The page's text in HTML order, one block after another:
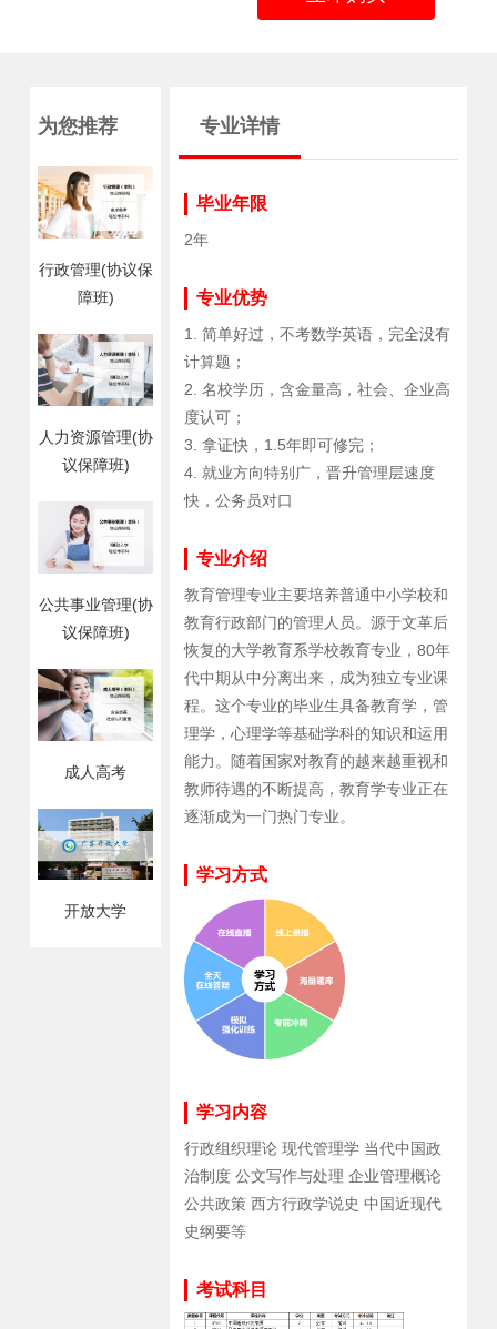
为您推荐
行政管理(协议保
障班)
人力资源管理(协
议保障班)
公共事业管理(协
议保障班)
成人高考
开放大学
专业详情
毕业年限
2年
专业优势
1. 简单好过，不考数学英语，完全没有
计算题；
2. 名校学历，含金量高，社会、企业高
度认可；
3. 拿证快，1.5年即可修完；
4. 就业方向特别广，晋升管理层速度
快，公务员对口
专业介绍
教育管理专业主要培养普通中小学校和
教育行政部门的管理人员。源于文革后
恢复的大学教育系学校教育专业，80年
代中期从中分离出来，成为独立专业课
程。这个专业的毕业生具备教育学，管
理学，心理学等基础学科的知识和运用
能力。随着国家对教育的越来越重视和
教师待遇的不断提高，教育学专业正在
逐渐成为一门热门专业。
学习方式
学习内容
行政组织理论 现代管理学 当代中国政
治制度 公文写作与处理 企业管理概论
公共政策 西方行政学说史 中国近现代
史纲要等
考试科目